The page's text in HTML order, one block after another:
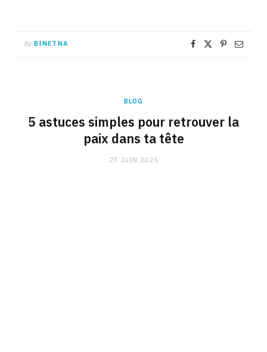
By BINETNA
BLOG
5 astuces simples pour retrouver la
paix dans ta tête
27 JUIN 2025